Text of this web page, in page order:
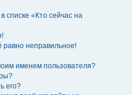
списке «Кто сейчас на
равно неправильное!
именем пользователя?
его?